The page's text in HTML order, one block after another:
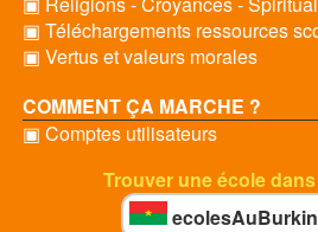
▣ Téléchargements ressources
▣ Vertus et valeurs morales
COMMENT ÇA MARCHE ?
▣ Comptes utilisateurs
Trouver une école